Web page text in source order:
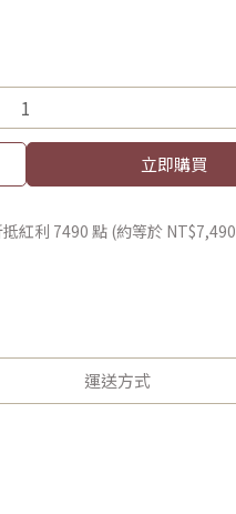
立即購買
紅利 7490 點 (約等於 NT$7,490
運送方式